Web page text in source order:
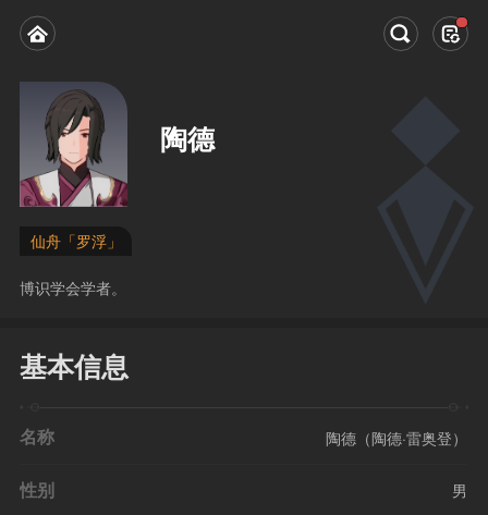
陶德
仙舟「罗浮」
博识学会学者。
基本信息
名称 陶德（陶德·雷奥登）
性别 男